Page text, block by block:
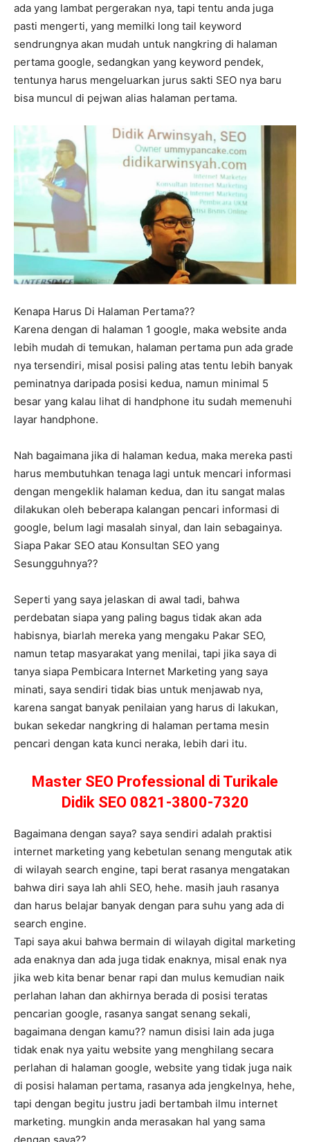
ada yang lambat pergerakan nya, tapi tentu anda juga
pasti mengerti, yang memilki long tail keyword
sendrungnya akan mudah untuk nangkring di halaman
pertama google, sedangkan yang keyword pendek,
tentunya harus mengeluarkan jurus sakti SEO nya baru
bisa muncul di pejwan alias halaman pertama.
Kenapa Harus Di Halaman Pertama??
Karena dengan di halaman 1 google, maka website anda
lebih mudah di temukan, halaman pertama pun ada grade
nya tersendiri, misal posisi paling atas tentu lebih banyak
peminatnya daripada posisi kedua, namun minimal 5
besar yang kalau lihat di handphone itu sudah memenuhi
layar handphone.
Nah bagaimana jika di halaman kedua, maka mereka pasti
harus membutuhkan tenaga lagi untuk mencari informasi
dengan mengeklik halaman kedua, dan itu sangat malas
dilakukan oleh beberapa kalangan pencari informasi di
google, belum lagi masalah sinyal, dan lain sebagainya.
Siapa Pakar SEO atau Konsultan SEO yang
Sesungguhnya??
Seperti yang saya jelaskan di awal tadi, bahwa
perdebatan siapa yang paling bagus tidak akan ada
habisnya, biarlah mereka yang mengaku Pakar SEO,
namun tetap masyarakat yang menilai, tapi jika saya di
tanya siapa Pembicara Internet Marketing yang saya
minati, saya sendiri tidak bias untuk menjawab nya,
karena sangat banyak penilaian yang harus di lakukan,
bukan sekedar nangkring di halaman pertama mesin
pencari dengan kata kunci neraka, lebih dari itu.
Master SEO Professional di Turikale
Didik SEO 0821-3800-7320
Bagaimana dengan saya? saya sendiri adalah praktisi
internet marketing yang kebetulan senang mengutak atik
di wilayah search engine, tapi berat rasanya mengatakan
bahwa diri saya lah ahli SEO, hehe. masih jauh rasanya
dan harus belajar banyak dengan para suhu yang ada di
search engine.
Tapi saya akui bahwa bermain di wilayah digital marketing
ada enaknya dan ada juga tidak enaknya, misal enak nya
jika web kita benar benar rapi dan mulus kemudian naik
perlahan lahan dan akhirnya berada di posisi teratas
pencarian google, rasanya sangat senang sekali,
bagaimana dengan kamu?? namun disisi lain ada juga
tidak enak nya yaitu website yang menghilang secara
perlahan di halaman google, website yang tidak juga naik
di posisi halaman pertama, rasanya ada jengkelnya, hehe,
tapi dengan begitu justru jadi bertambah ilmu internet
marketing. mungkin anda merasakan hal yang sama